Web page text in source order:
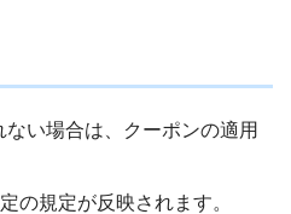
ない場合は、クーポンの適用
の規定が反映されます。